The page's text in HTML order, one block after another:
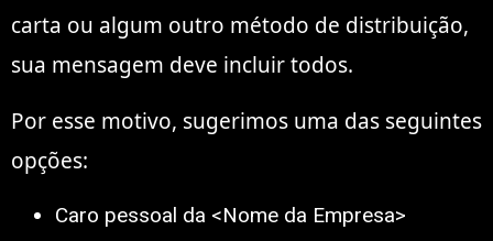
carta ou algum outro método de distribuição,
sua mensagem deve incluir todos.
Por esse motivo, sugerimos uma das seguintes
opções:
Caro pessoal da <Nome da Empresa>